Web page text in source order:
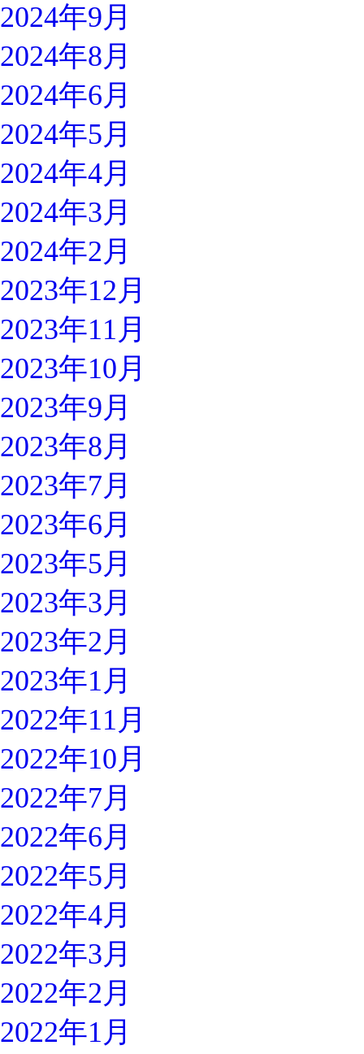
2024年9月
2024年8月
2024年6月
2024年5月
2024年4月
2024年3月
2024年2月
2023年12月
2023年11月
2023年10月
2023年9月
2023年8月
2023年7月
2023年6月
2023年5月
2023年3月
2023年2月
2023年1月
2022年11月
2022年10月
2022年7月
2022年6月
2022年5月
2022年4月
2022年3月
2022年2月
2022年1月